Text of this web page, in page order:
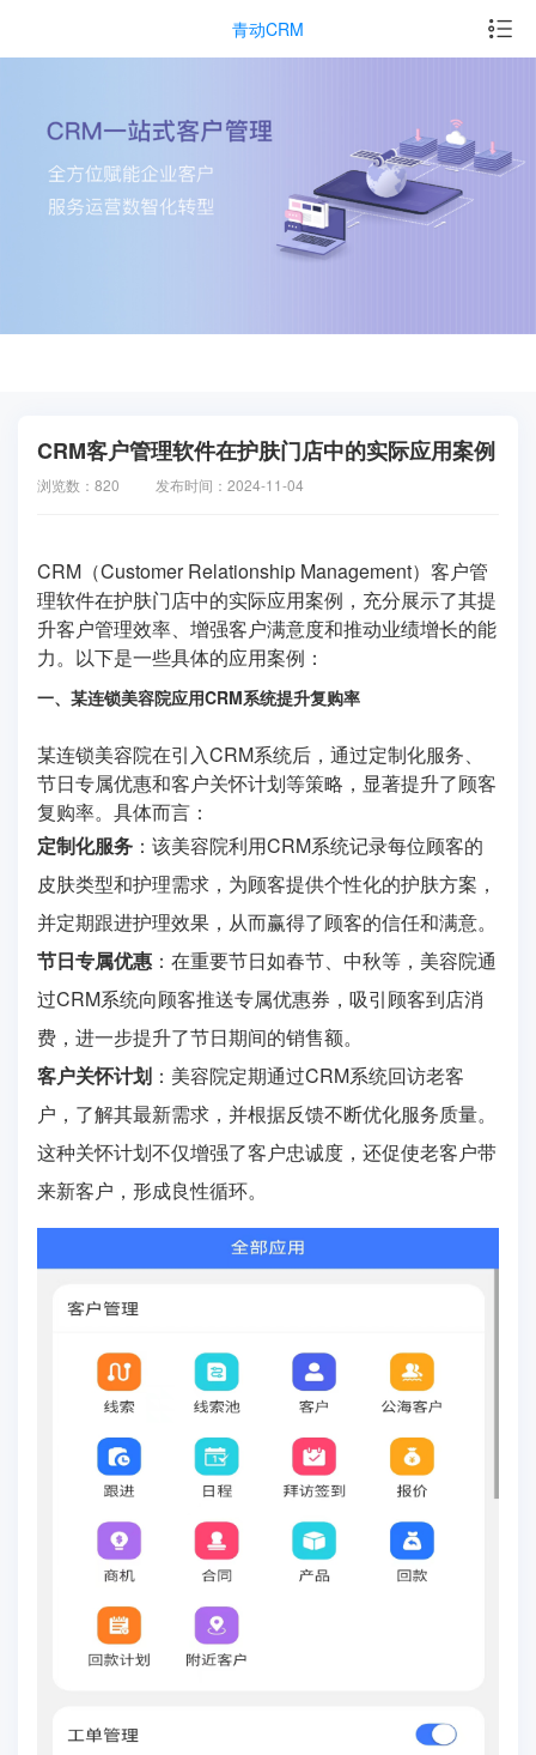
青动CRM
CRM客户管理软件在护肤门店中的实际应用案例
浏览数：820 发布时间：2024-11-04
CRM（Customer Relationship Management）客户管
理软件在护肤门店中的实际应用案例，充分展示了其提
升客户管理效率、增强客户满意度和推动业绩增长的能
力。以下是一些具体的应用案例：
一、某连锁美容院应用CRM系统提升复购率
某连锁美容院在引入CRM系统后，通过定制化服务、
节日专属优惠和客户关怀计划等策略，显著提升了顾客
复购率。具体而言：
定制化服务 ：该美容院利用CRM系统记录每位顾客的
皮肤类型和护理需求，为顾客提供个性化的护肤方案，
并定期跟进护理效果，从而赢得了顾客的信任和满意。
节日专属优惠 ：在重要节日如春节、中秋等，美容院通
过CRM系统向顾客推送专属优惠券，吸引顾客到店消
费，进一步提升了节日期间的销售额。
客户关怀计划 ：美容院定期通过CRM系统回访老客
户，了解其最新需求，并根据反馈不断优化服务质量。
这种关怀计划不仅增强了客户忠诚度，还促使老客户带
来新客户，形成良性循环。